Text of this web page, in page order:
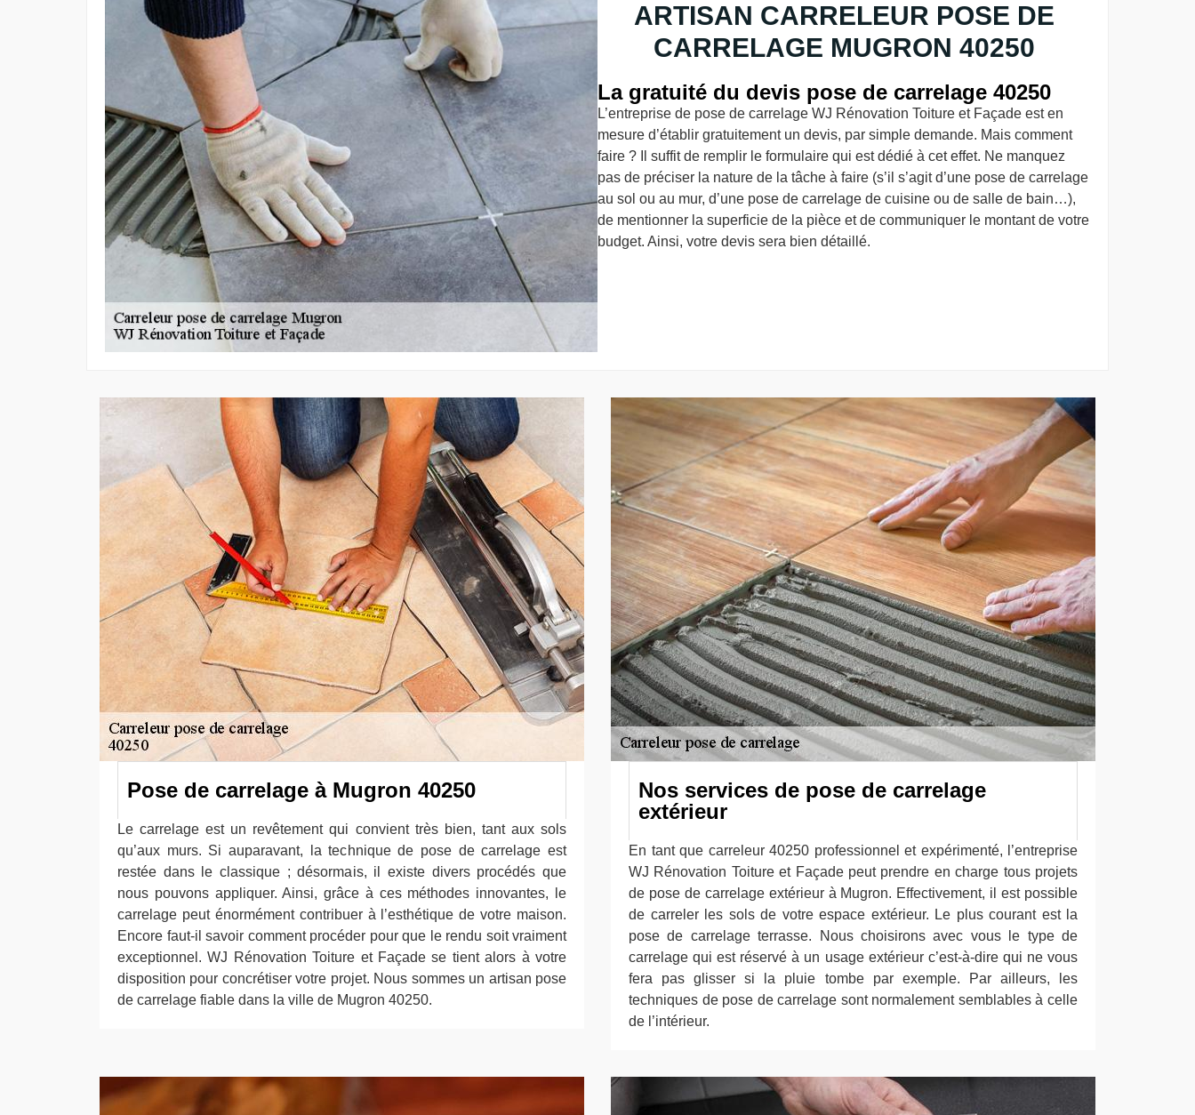
ARTISAN CARRELEUR POSE DE
CARRELAGE MUGRON 40250
La gratuité du devis pose de carrelage 40250
L’entreprise de pose de carrelage WJ Rénovation Toiture et Façade est en
mesure d’établir gratuitement un devis, par simple demande. Mais comment
faire ? Il suffit de remplir le formulaire qui est dédié à cet effet. Ne manquez
pas de préciser la nature de la tâche à faire (s’il s’agit d’une pose de carrelage
au sol ou au mur, d’une pose de carrelage de cuisine ou de salle de bain…),
de mentionner la superficie de la pièce et de communiquer le montant de votre
budget. Ainsi, votre devis sera bien détaillé.
Pose de carrelage à Mugron 40250
Le carrelage est un revêtement qui convient très bien, tant aux sols
qu’aux murs. Si auparavant, la technique de pose de carrelage est
restée dans le classique ; désormais, il existe divers procédés que
nous pouvons appliquer. Ainsi, grâce à ces méthodes innovantes, le
carrelage peut énormément contribuer à l’esthétique de votre maison.
Encore faut-il savoir comment procéder pour que le rendu soit vraiment
exceptionnel. WJ Rénovation Toiture et Façade se tient alors à votre
disposition pour concrétiser votre projet. Nous sommes un artisan pose
de carrelage fiable dans la ville de Mugron 40250.
Nos services de pose de carrelage
extérieur
En tant que carreleur 40250 professionnel et expérimenté, l’entreprise
WJ Rénovation Toiture et Façade peut prendre en charge tous projets
de pose de carrelage extérieur à Mugron. Effectivement, il est possible
de carreler les sols de votre espace extérieur. Le plus courant est la
pose de carrelage terrasse. Nous choisirons avec vous le type de
carrelage qui est réservé à un usage extérieur c’est-à-dire qui ne vous
fera pas glisser si la pluie tombe par exemple. Par ailleurs, les
techniques de pose de carrelage sont normalement semblables à celle
de l’intérieur.